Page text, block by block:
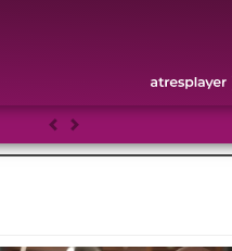
AnteriorSiguiente